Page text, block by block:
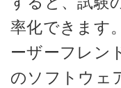
率化できます
ーザーフレン
のソフトウェ